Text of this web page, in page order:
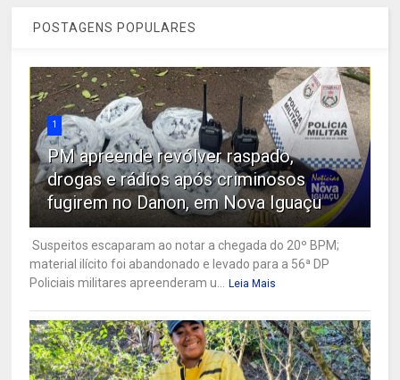
POSTAGENS POPULARES
1
PM apreende revólver raspado,
drogas e rádios após criminosos
fugirem no Danon, em Nova Iguaçu
Suspeitos escaparam ao notar a chegada do 20º BPM;
material ilícito foi abandonado e levado para a 56ª DP
Policiais militares apreenderam u...
Leia Mais